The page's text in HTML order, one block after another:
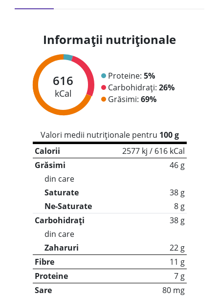
Informații nutriționale
616
kCal
Proteine: 5%
Carbohidrați: 26%
Grăsimi: 69%
Valori medii nutriționale pentru 100 g
Calorii
2577 kj / 616 kCal
Grăsimi
46 g
din care
Saturate
38 g
Ne-Saturate
8 g
Carbohidrați
38 g
din care
Zaharuri
22 g
Fibre
11 g
Proteine
7 g
Sare
80 mg